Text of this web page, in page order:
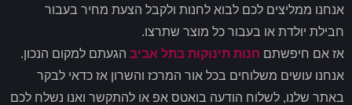
אנחנו ממליצים לכם לבוא לחנות ולקבל הצעת מחיר בעבור
חבילת יולדת או בעבור כל מוצר שתרצו.
אז אם חיפשתם חנות תינוקות בתל אביב הגעתם למקום הנכון.
אנחנו עושים משלוחים בכל אור המרכז והשרון אז כדאי לבקר
באתר שלנו, לשלוח הודעה בואטס אפ או להתקשר ואנו נשלח לכם